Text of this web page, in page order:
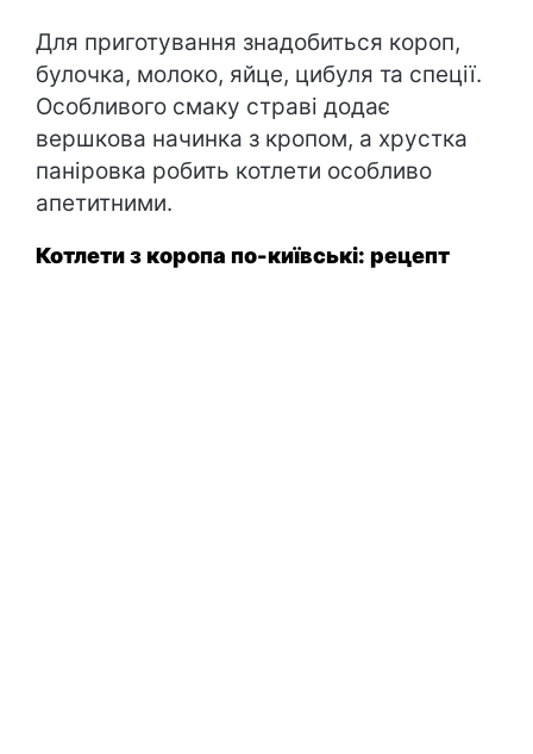
Для приготування знадобиться короп,
булочка, молоко, яйце, цибуля та спеції.
Особливого смаку страві додає
вершкова начинка з кропом, а хрустка
паніровка робить котлети особливо
апетитними.
Котлети з коропа по-київські: рецепт